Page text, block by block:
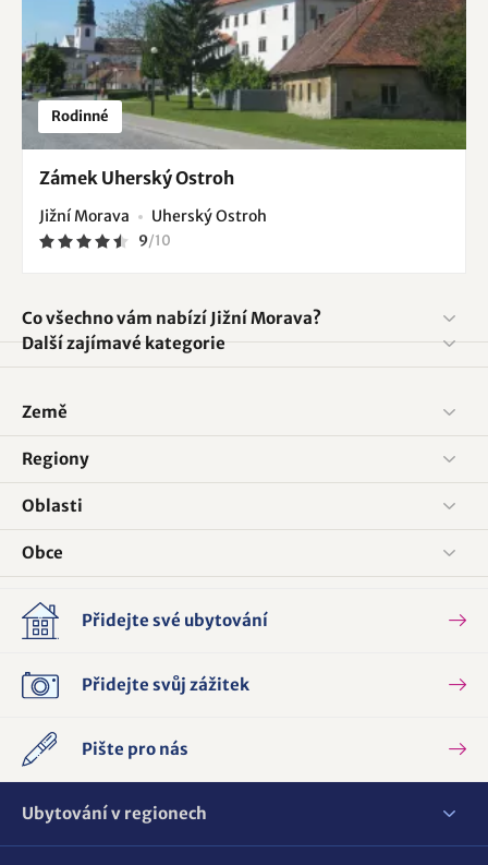
Rodinné
Zámek Uherský Ostroh
Jižní Morava Uherský Ostroh
9/10
Co všechno vám nabízí Jižní Morava?
Další zajímavé kategorie
Země
Regiony
Oblasti
Obce
Přidejte své ubytování
Přidejte svůj zážitek
Pište pro nás
Ubytování v regionech